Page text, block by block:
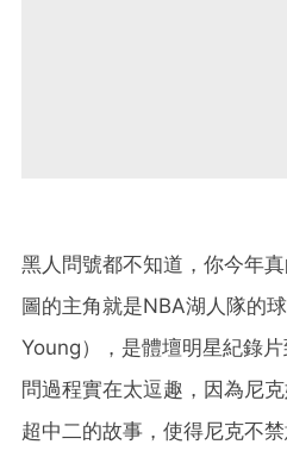
黑人問號都不知道，你今年
圖的主角就是NBA湖人隊的
Young），是體壇明星紀錄
問過程實在太逗趣，因為尼
超中二的故事，使得尼克不